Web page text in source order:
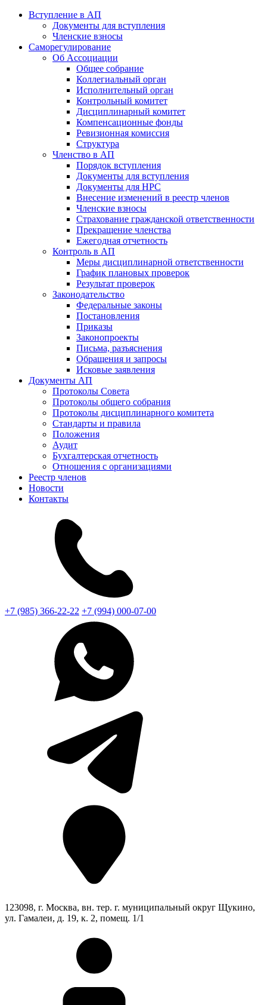
Вступление в АП
Документы для вступления
Членские взносы
Саморегулирование
Об Ассоциации
Общее собрание
Коллегиальный орган
Исполнительный орган
Контрольный комитет
Дисциплинарный комитет
Компенсационные фонды
Ревизионная комиссия
Структура
Членство в АП
Порядок вступления
Документы для вступления
Документы для НРС
Внесение изменений в реестр членов
Членские взносы
Страхование гражданской ответственности
Прекращение членства
Ежегодная отчетность
Контроль в АП
Меры дисциплинарной ответственности
График плановых проверок
Результат проверок
Законодательство
Федеральные законы
Постановления
Приказы
Законопроекты
Письма, разъяснения
Обращения и запросы
Исковые заявления
Документы АП
Протоколы Совета
Протоколы общего собрания
Протоколы дисциплинарного комитета
Стандарты и правила
Положения
Аудит
Бухгалтерская отчетность
Отношения с организациями
Реестр членов
Новости
Контакты
+7 (985) 366-22-22 +7 (994) 000-07-00
123098, г. Москва, вн. тер. г. муниципальный округ Щукино,
ул. Гамалеи, д. 19, к. 2, помещ. 1/1